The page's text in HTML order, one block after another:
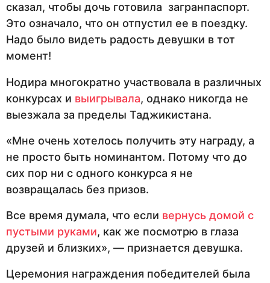
сказал, чтобы дочь готовила загранпаспорт.
Это означало, что он отпустил ее в поездку.
Надо было видеть радость девушки в тот
момент!
Нодира многократно участвовала в различных
конкурсах и выигрывала, однако никогда не
выезжала за пределы Таджикистана.
«Мне очень хотелось получить эту награду, а
не просто быть номинантом. Потому что до
сих пор ни с одного конкурса я не
возвращалась без призов.
Все время думала, что если вернусь домой с
пустыми руками, как же посмотрю в глаза
друзей и близких», — признается девушка.
Церемония награждения победителей была